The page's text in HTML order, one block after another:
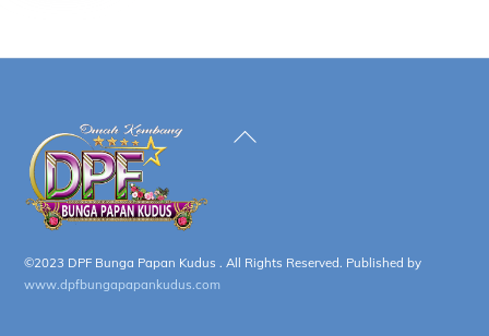
Back
©2023 DPF Bunga Papan Kudus . All Rights Reserved. Published by
www.dpfbungapapankudus.com